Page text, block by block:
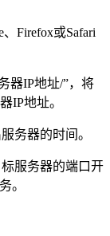
Firefox或Safari
器IP地址/”，将
IP地址。
务器的时间。
服务器的端口开
。